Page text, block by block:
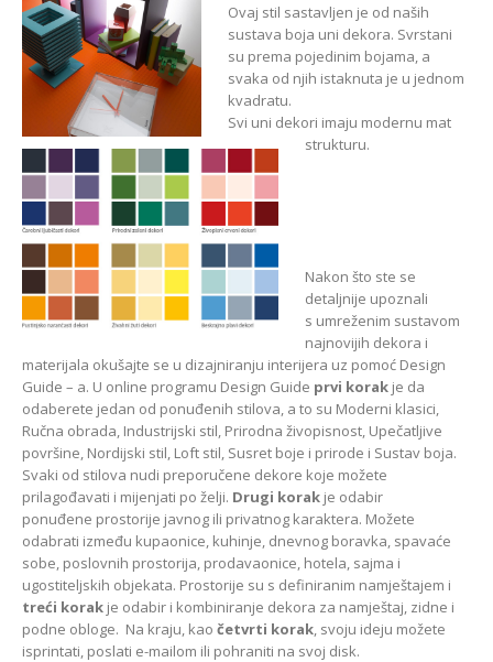
Ovaj stil sastavljen je od naših
sustava boja uni dekora. Svrstani
su prema pojedinim bojama, a
svaka od njih istaknuta je u jednom
kvadratu.
Svi uni dekori imaju modernu mat
strukturu.
Nakon što ste se
detaljnije upoznali
s umreženim sustavom
najnovijih dekora i
materijala okušajte se u dizajniranju interijera uz pomoć Design
Guide – a. U online programu Design Guide prvi korak je da
odaberete jedan od ponuđenih stilova, a to su Moderni klasici,
Ručna obrada, Industrijski stil, Prirodna živopisnost, Upečatljive
površine, Nordijski stil, Loft stil, Susret boje i prirode i Sustav boja.
Svaki od stilova nudi preporučene dekore koje možete
prilagođavati i mijenjati po želji. Drugi korak je odabir
ponuđene prostorije javnog ili privatnog karaktera. Možete
odabrati između kupaonice, kuhinje, dnevnog boravka, spavaće
sobe, poslovnih prostorija, prodavaonice, hotela, sajma i
ugostiteljskih objekata. Prostorije su s definiranim namještajem i
treći korak je odabir i kombiniranje dekora za namještaj, zidne i
podne obloge. Na kraju, kao četvrti korak , svoju ideju možete
isprintati, poslati e-mailom ili pohraniti na svoj disk.